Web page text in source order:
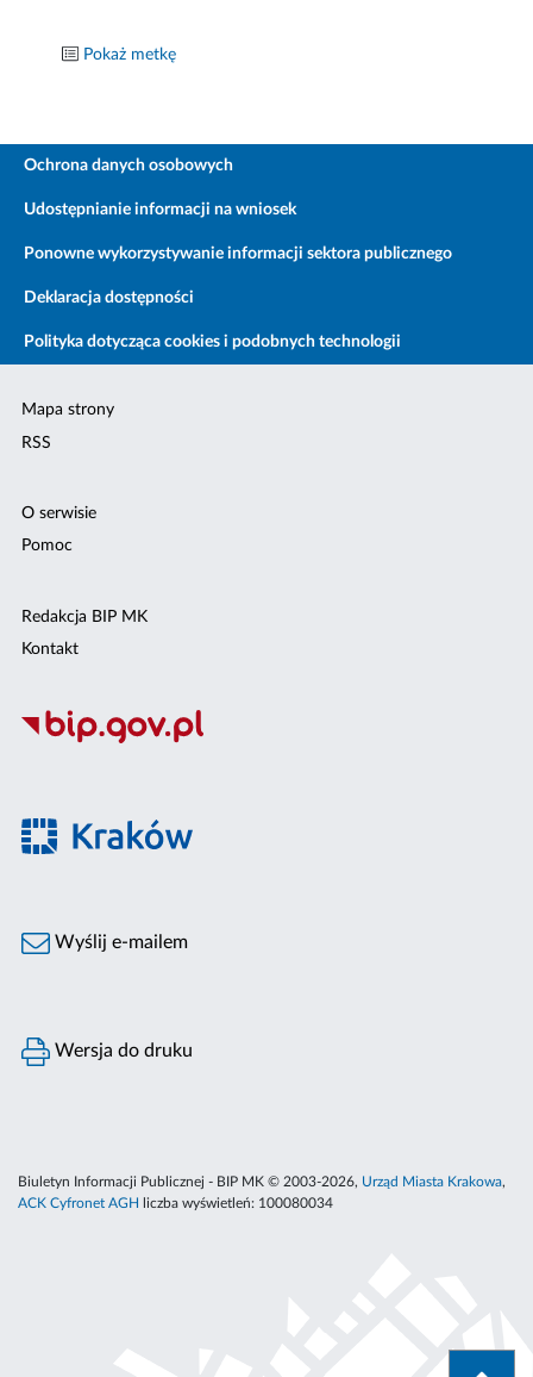
Pokaż metkę
Ochrona danych osobowych
Udostępnianie informacji na wniosek
Ponowne wykorzystywanie informacji sektora publicznego
Deklaracja dostępności
Polityka dotycząca cookies i podobnych technologii
Mapa strony
RSS
O serwisie
Pomoc
Redakcja BIP MK
Kontakt
Wyślij e-mailem
Wersja do druku
Biuletyn Informacji Publicznej - BIP MK © 2003-2026, Urząd Miasta Krakowa,
ACK Cyfronet AGH
liczba wyświetleń: 100080034